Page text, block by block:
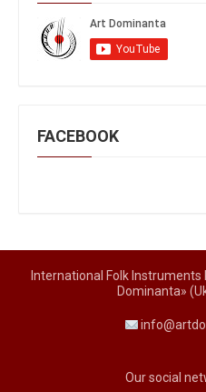
FACEBOOK
International Folk
Dominanta»
Our social